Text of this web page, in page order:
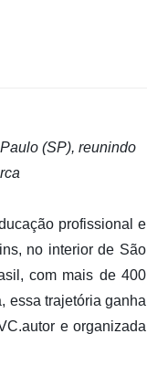
(SP), reunindo
profissional e
no interior de São
com mais de 400
essa trajetória ganha
e organizada